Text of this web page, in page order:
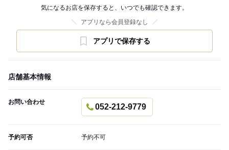
気になるお店を保存すると、いつでも確認できます。
アプリなら会員登録なし
アプリで保存する
店舗基本情報
お問い合わせ
052-212-9779
予約可否 予約不可